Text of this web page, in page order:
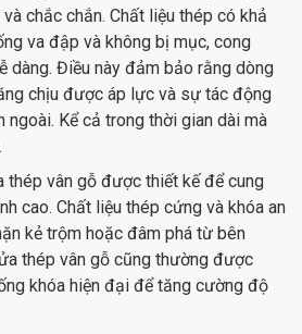
chắc chắn. Chất liệu thép có khả
va đập và không bị mục, cong
dàng. Điều này đảm bảo rằng dòng
chịu được áp lực và sự tác động
Kể cả trong thời gian dài mà
thép vân gỗ được thiết kế để cung
cao. Chất liệu thép cứng và khóa an
kẻ trộm hoặc đâm phá từ bên
thép vân gỗ cũng thường được
khóa hiện đại để tăng cường độ